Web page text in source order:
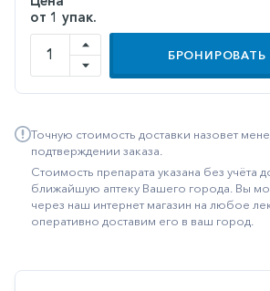
Дерматологические
Диабетические
Иммунодепрессанты
Иммуностимуляторы
Климактерические
Минеральный
от 1 упак.
БРОНИРОВАТЬ
Точную стоимость доставки назовет
подтверждении заказа.
Стоимость препарата указана без учёта
ближайшую аптеку Вашего города. Вы
через наш интернет магазин на любое
оперативно доставим его в ваш город.